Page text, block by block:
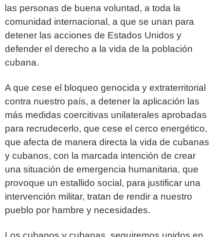
las personas de buena voluntad, a toda la
comunidad internacional, a que se unan para
detener las acciones de Estados Unidos y
defender el derecho a la vida de la población
cubana.
A que cese el bloqueo genocida y extraterritorial
contra nuestro país, a detener la aplicación las
más medidas coercitivas unilaterales aprobadas
para recrudecerlo, que cese el cerco energético,
que afecta de manera directa la vida de cubanas
y cubanos, con la marcada intención de crear
una situación de emergencia humanitaria, que
provoque un estallido social, para justificar una
intervención militar, tratan de rendir a nuestro
pueblo por hambre y necesidades.